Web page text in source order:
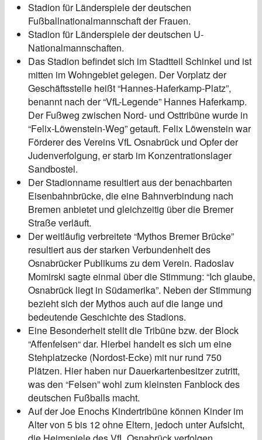
Stadion für Länderspiele der deutschen
Fußballnationalmannschaft der Frauen.
Stadion für Länderspiele der deutschen U-
Nationalmannschaften.
Das Stadion befindet sich im Stadtteil Schinkel und ist
mitten im Wohngebiet gelegen. Der Vorplatz der
Geschäftsstelle heißt “Hannes-Haferkamp-Platz”,
benannt nach der “VfL-Legende” Hannes Haferkamp.
Der Fußweg zwischen Nord- und Osttribüne wurde in
“Felix-Löwenstein-Weg” getauft. Felix Löwenstein war
Förderer des Vereins VfL Osnabrück und Opfer der
Judenverfolgung, er starb im Konzentrationslager
Sandbostel.
Der Stadionname resultiert aus der benachbarten
Eisenbahnbrücke, die eine Bahnverbindung nach
Bremen anbietet und gleichzeitig über die Bremer
Straße verläuft.
Der weitläufig verbreitete “Mythos Bremer Brücke”
resultiert aus der starken Verbundenheit des
Osnabrücker Publikums zu dem Verein. Radoslav
Momirski sagte einmal über die Stimmung: “Ich glaube,
Osnabrück liegt in Südamerika”. Neben der Stimmung
bezieht sich der Mythos auch auf die lange und
bedeutende Geschichte des Stadions.
Eine Besonderheit stellt die Tribüne bzw. der Block
“Affenfelsen“ dar. Hierbei handelt es sich um eine
Stehplatzecke (Nordost-Ecke) mit nur rund 750
Plätzen. Hier haben nur Dauerkartenbesitzer zutritt,
was den “Felsen” wohl zum kleinsten Fanblock des
deutschen Fußballs macht.
Auf der Joe Enochs Kindertribüne können Kinder im
Alter von 5 bis 12 ohne Eltern, jedoch unter Aufsicht,